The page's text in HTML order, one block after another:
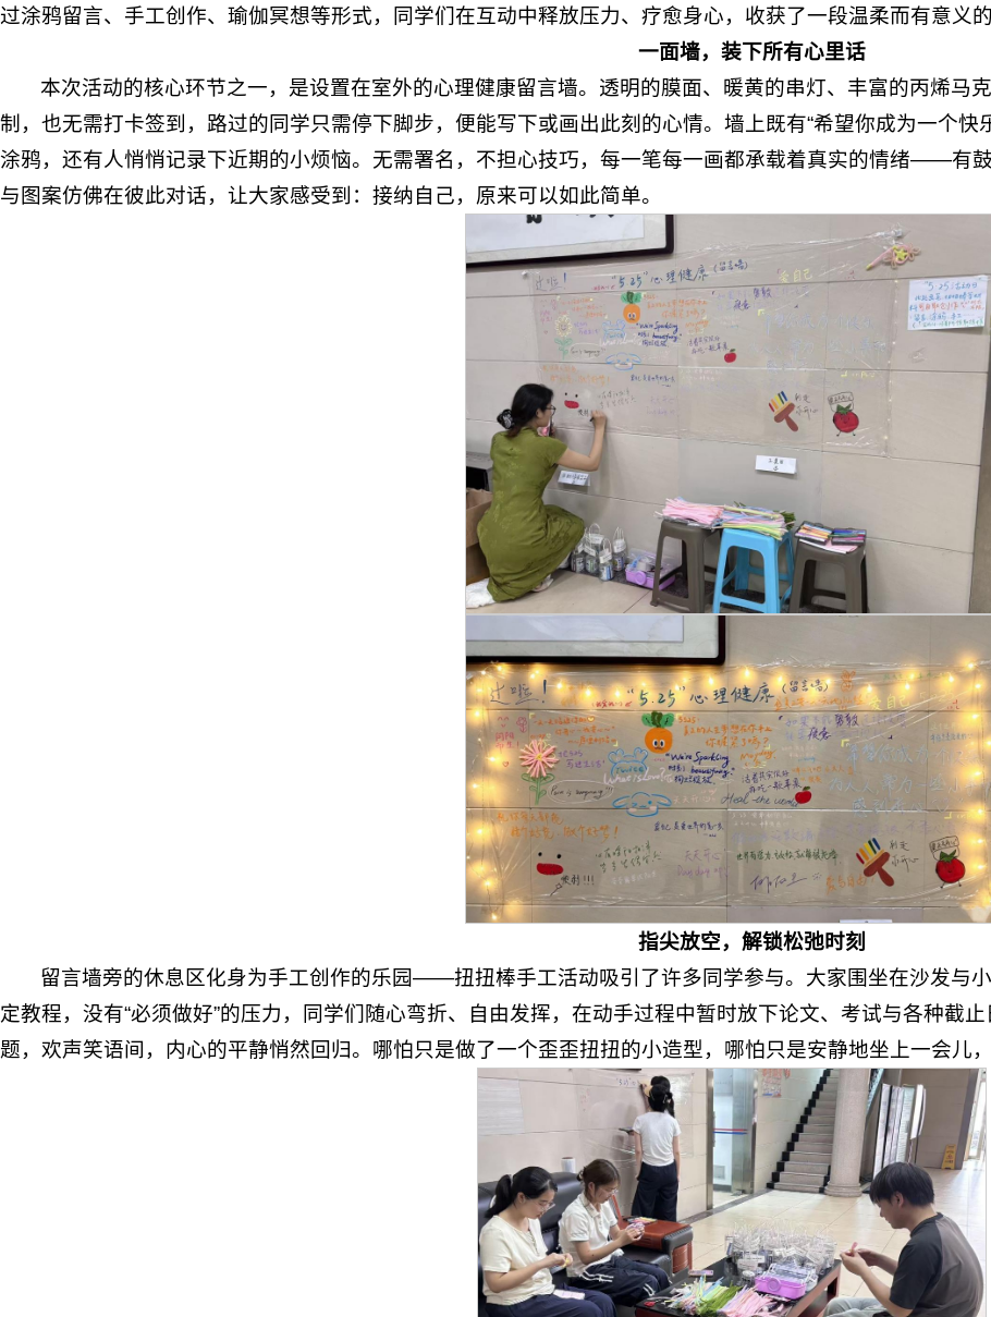
过涂鸦留言、手工创作、瑜伽冥想等形式，同学们在互动中释放压力、疗愈身心，收获了一段温柔而有意义的
一面墙，装下所有心里话
本次活动的核心环节之一，是设置在室外的心理健康留言墙。透明的膜面、暖黄的串灯、丰富的丙烯马
制，也无需打卡签到，路过的同学只需停下脚步，便能写下或画出此刻的心情。墙上既有“希望你成为一个
涂鸦，还有人悄悄记录下近期的小烦恼。无需署名，不担心技巧，每一笔每一画都承载着真实的情绪——有
与图案仿佛在彼此对话，让大家感受到：接纳自己，原来可以如此简单。
指尖放空，解锁松弛时刻
留言墙旁的休息区化身为手工创作的乐园——扭扭棒手工活动吸引了许多同学参与。大家围坐在沙发与
定教程，没有“必须做好”的压力，同学们随心弯折、自由发挥，在动手过程中暂时放下论文、考试与各种截
题，欢声笑语间，内心的平静悄然回归。哪怕只是做了一个歪歪扭扭的小造型，哪怕只是安静地坐上一会儿